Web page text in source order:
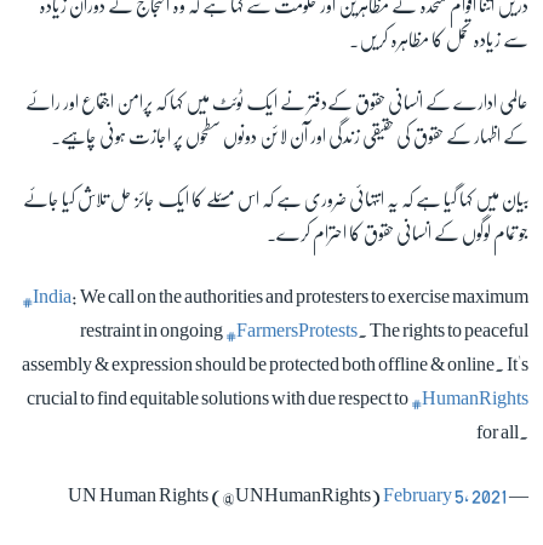
دریں اثنا اقوام متحدہ نے مظاہرین اور حکومت سے کہا ہے کہ وہ احتجاج کے دوران زیادہ
سے زیادہ تحمل کا مظاہرہ کریں۔
عالمی ادارے کے انسانی حقوق کےدفتر نے ایک ٹوئٹ میں کہا کہ پرامن اجتماع اور رائے
کے اظہار کے حقوق کی حقیقی زندگی اور آن لائن دونوں سطحوں پر اجازت ہونی چاہیے۔
بیان میں کہا گیا ہے کہ یہ انتہائی ضروری ہے کہ اس مسئلے کا ایک جائز حل تلاش کیا جائے
جو تمام لوگوں کے انسانی حقوق کا احترام کرے۔
#India: We call on the authorities and protesters to exercise maximum
restraint in ongoing #FarmersProtests . The rights to peaceful
assembly & expression should be protected both offline & online. It's
crucial to find equitable solutions with due respect to #HumanRights
for all.
— UN Human Rights (@UNHumanRights)
February 5, 2021